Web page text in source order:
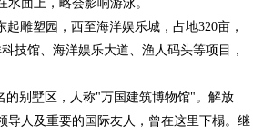
面上，略会影响游泳。
雕塑园，西至海洋娱乐城，占地320亩，
技馆、海洋娱乐大道、渔人码头等项目，
别墅区，人称"万国建筑博物馆"。解放
导人及重要的国际友人，曾在这里下榻。继